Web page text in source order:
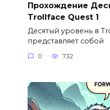
Прохождение
Trollface Quest 1
Десятый уровень в
представляет собой
0 732